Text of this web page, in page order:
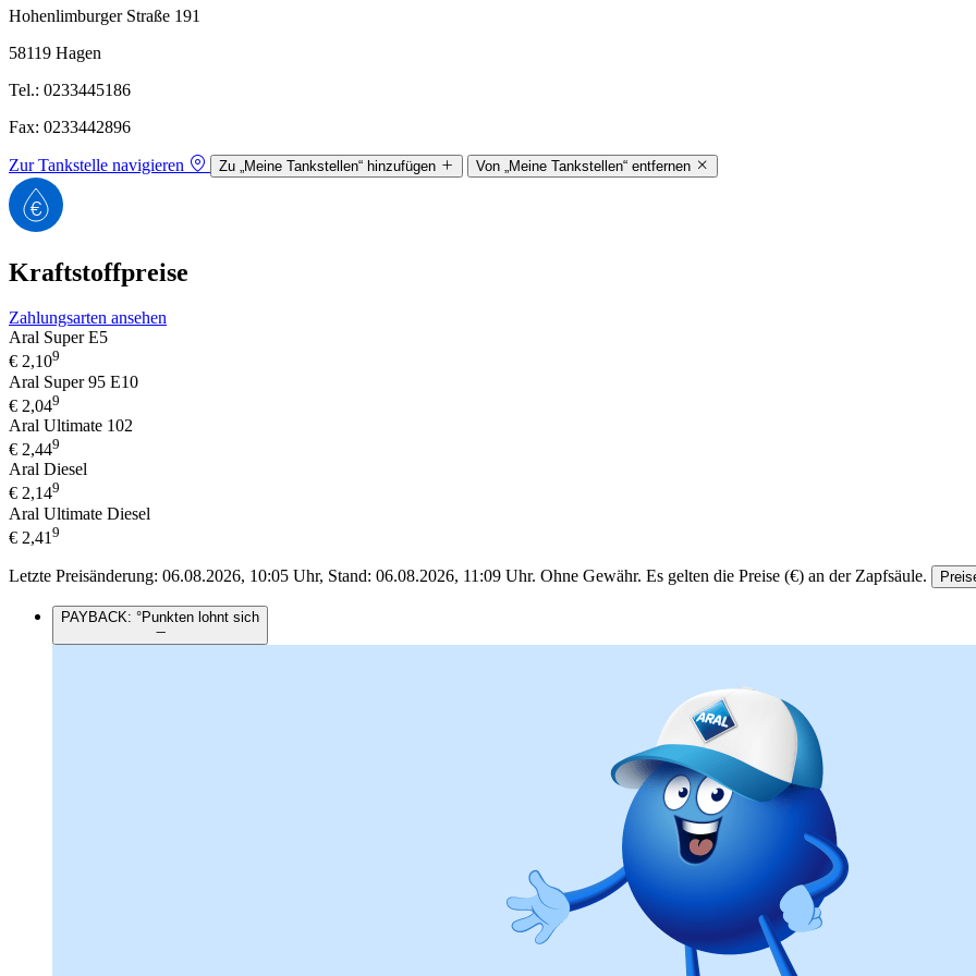
Hohenlimburger Straße 191
58119 Hagen
Tel.: 0233445186
Fax: 0233442896
Zur Tankstelle navigieren Zu „Meine Tankstellen“ hinzufügen Von „Meine Tankstellen“ entfernen
Kraftstoffpreise
Zahlungsarten ansehen
Aral Super E5
€ 2,109
Aral Super 95 E10
€ 2,049
Aral Ultimate 102
€ 2,449
Aral Diesel
€ 2,149
Aral Ultimate Diesel
€ 2,41 9
Letzte Preisänderung: 06.08.2026, 10:05 Uhr, Stand: 06.08.2026, 11:09 Uhr. Ohne Gewähr. Es gelten die Preise (€) an der Zapfsäule.
PAYBACK: °Punkten lohnt sich